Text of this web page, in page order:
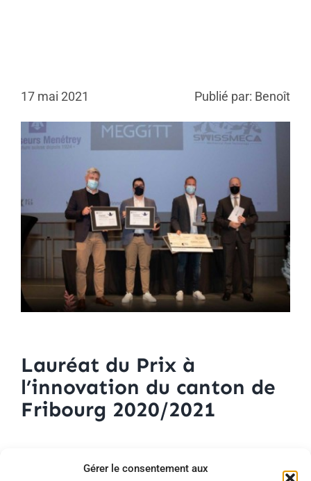
Gérer le consentement aux
17 mai 2021 Publié par: Benoît
Lauréat du Prix à
l’innovation du canton de
Fribourg 2020/2021